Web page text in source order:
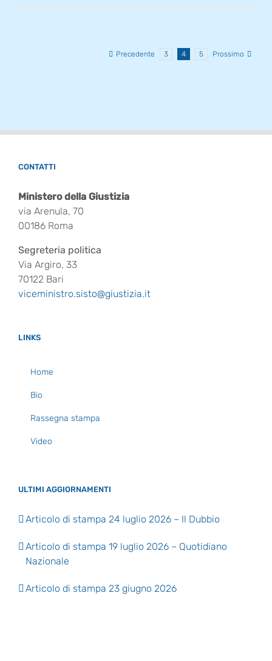
Precedente 3 4 5 Prossimo
CONTATTI
Ministero della Giustizia
via Arenula, 70
00186 Roma
Segreteria politica
Via Argiro, 33
70122 Bari
viceministro.sisto@giustizia.it
LINKS
Home
Bio
Rassegna stampa
Video
ULTIMI AGGIORNAMENTI
Articolo di stampa 24 luglio 2026 – Il Dubbio
Articolo di stampa 19 luglio 2026 – Quotidiano
Nazionale
Articolo di stampa 23 giugno 2026